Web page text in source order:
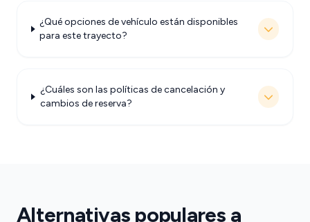
¿Qué opciones de vehículo están disponibles
para este trayecto?
¿Cuáles son las políticas de cancelación y
cambios de reserva?
Alternativas populares a